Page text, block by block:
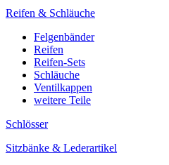
Reifen & Schläuche
Felgenbänder
Reifen
Reifen-Sets
Schläuche
Ventilkappen
weitere Teile
Schlösser
Sitzbänke & Lederartikel